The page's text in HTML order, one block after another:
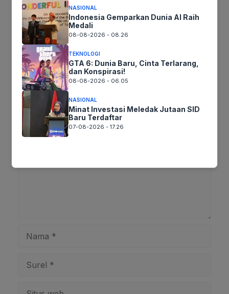
Tags:
Ikuti kami :
Tinggalkan komentar
Komentar
NASIONAL
Indonesia Gemparkan Dunia AI Raih
Medali
08-08-2026 - 08.26
TEKNOLOGI
GTA 6: Dunia Baru, Cinta Terlarang,
dan Konspirasi!
08-08-2026 - 06.05
NASIONAL
Minat Investasi Meledak Jutaan SID
Baru Terdaftar
07-08-2026 - 17.26